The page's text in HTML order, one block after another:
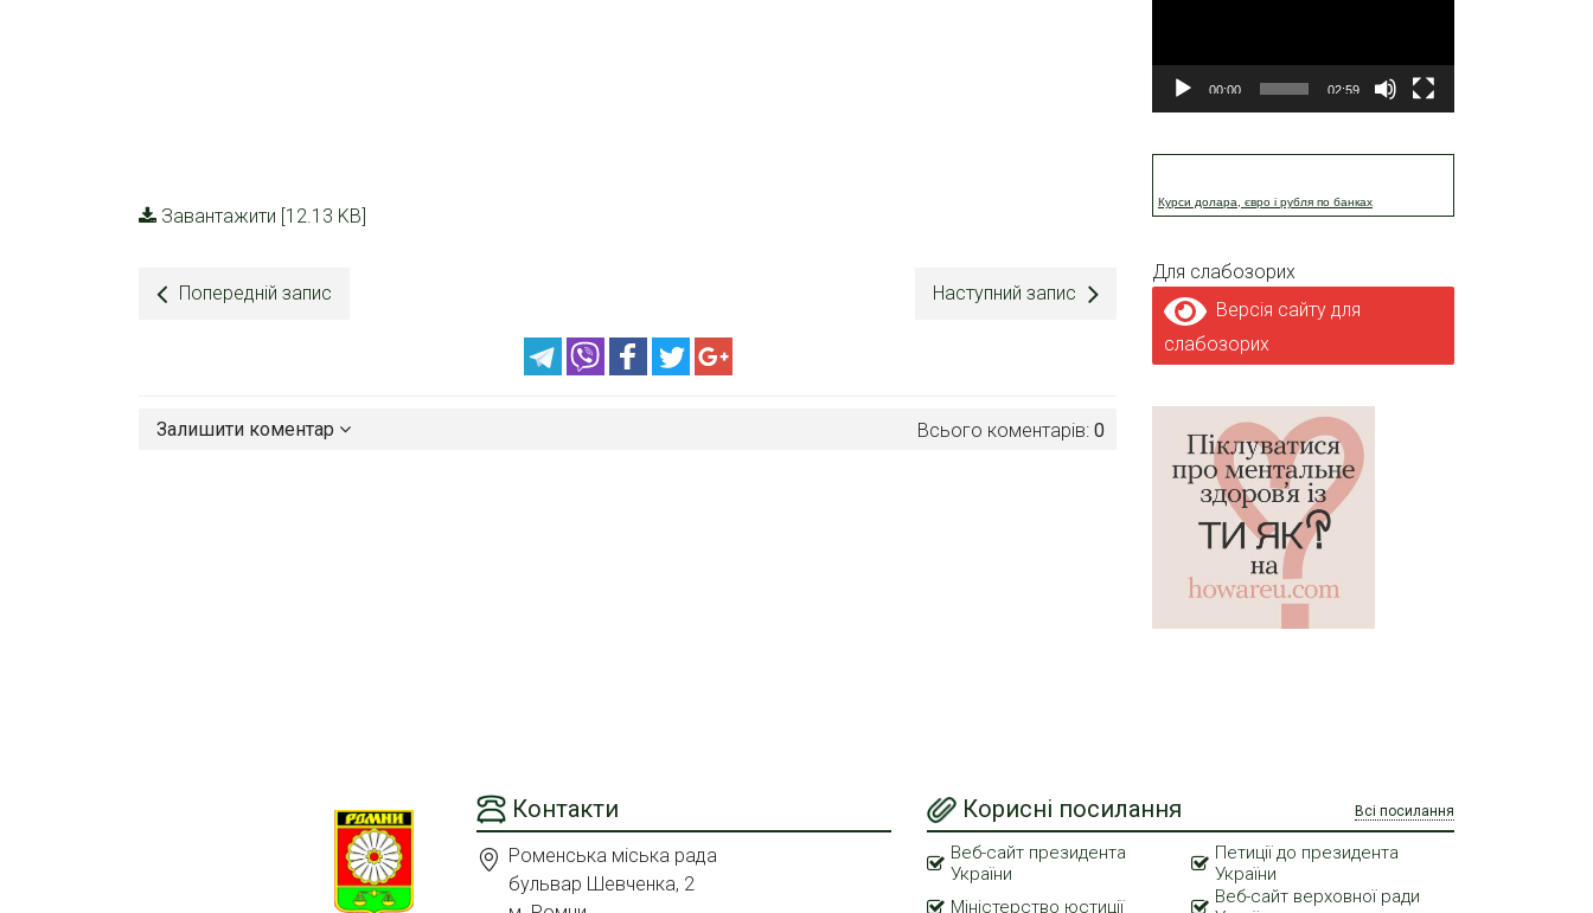
Завантажити [12.13 KB]
Попередній запис Наступний запис
Всього коментарів: 0
Залишити коментар
00:00 02:59
Курси долара, євро і рубля по банках
Для слабозорих
Версія сайту для
слабозорих
Контакти
Роменська міська рада
бульвар Шевченка, 2
Корисні посилання Всі посилання
Веб-сайт президента
України
Петиції до президента
України
Міністерство юстиції
Веб-сайт верховної ради